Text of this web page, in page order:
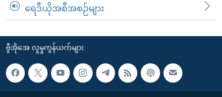
ရေဒီယိုအစီအစဉ်များ
ဗွီအိုအေ လူမှုကွန်ယက်များ